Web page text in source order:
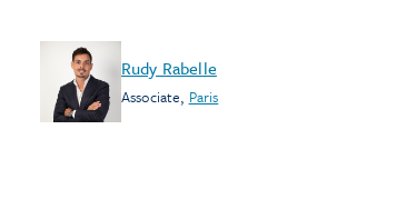
Rudy Rabelle
Associate, Paris